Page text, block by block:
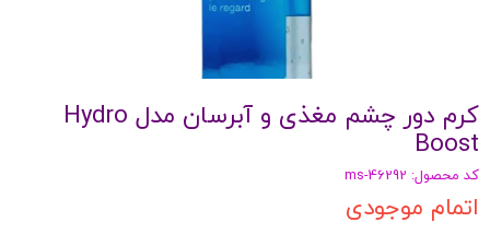
کرم دور چشم مغذی و آبرسان مدل Hydro
Boost
کد محصول: ms-46292
اتمام موجودی